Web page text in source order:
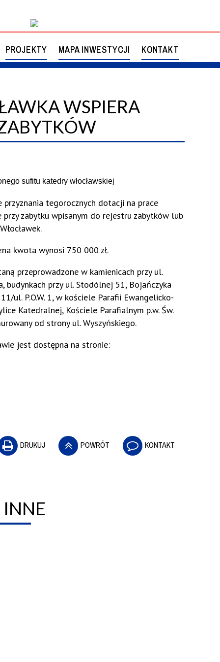
STATUT
KONSULTACJE SPOŁECZNE
PROJEKTY MAPA INWESTYCJI KONTAKT
WSPIERA
przyznania tegorocznych dotacji na prace
zabytku wpisanym do rejestru zabytków lub
kwota wynosi 750 000 zł.
przeprowadzone w kamienicach przy ul.
budynkach przy ul. Stodólnej 51, Bojańczyka
ul. P.O.W. 1, w kościele Parafii Ewangelicko-
Katedralnej, Kościele Parafialnym p.w. Św.
od strony ul. Wyszyńskiego.
jest dostępna na stronie:
DRUKUJ POWRÓT KONTAKT